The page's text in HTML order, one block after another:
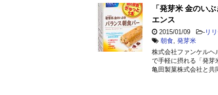
「発芽米 金のい
エンス
2015/01/09 - リ
朝食 発芽米
株式会社ファンケルヘ
で手軽に摂れる「発芽
亀田製菓株式会社と共